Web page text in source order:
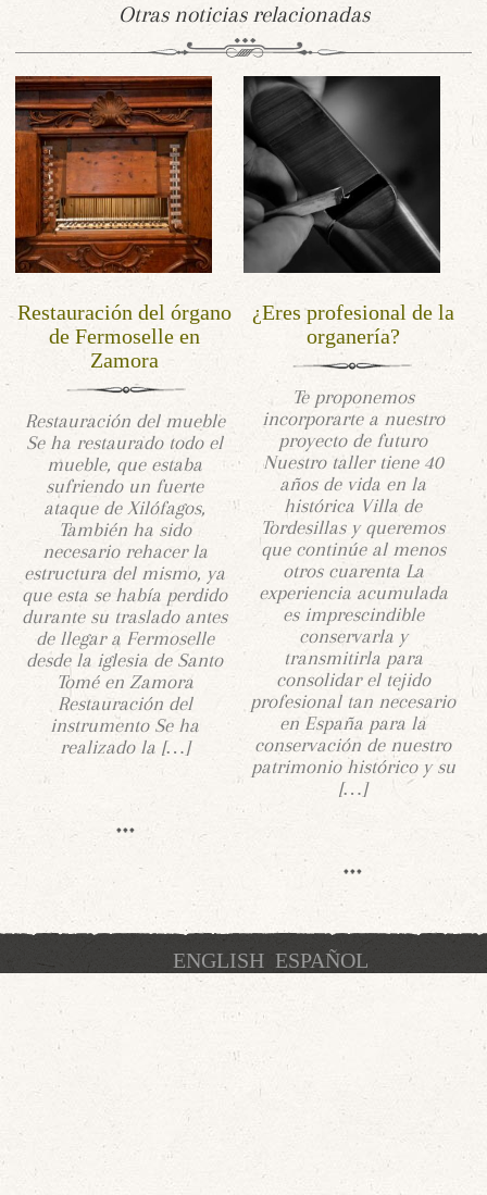
Otras noticias relacionadas
Restauración del órgano
de Fermoselle en
Zamora
Restauración del mueble
Se ha restaurado todo el
mueble, que estaba
sufriendo un fuerte
ataque de Xilófagos,
También ha sido
necesario rehacer la
estructura del mismo, ya
que esta se había perdido
durante su traslado antes
de llegar a Fermoselle
desde la iglesia de Santo
Tomé en Zamora
Restauración del
instrumento Se ha
realizado la […]
¿Eres profesional de la
organería?
Te proponemos
incorporarte a nuestro
proyecto de futuro
Nuestro taller tiene 40
años de vida en la
histórica Villa de
Tordesillas y queremos
que continúe al menos
otros cuarenta La
experiencia acumulada
es imprescindible
conservarla y
transmitirla para
consolidar el tejido
profesional tan necesario
en España para la
conservación de nuestro
patrimonio histórico y su
[…]
ENGLISH ESPAÑOL